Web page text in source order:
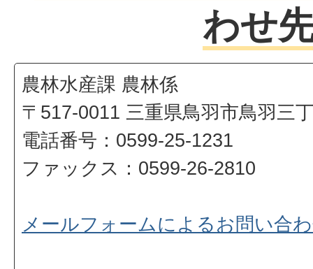
わせ
農林水産課 農林係
〒517-0011 三重県鳥羽市鳥羽三
電話番号：0599-25-1231
ファックス：0599-26-2810
メールフォームによるお問い合